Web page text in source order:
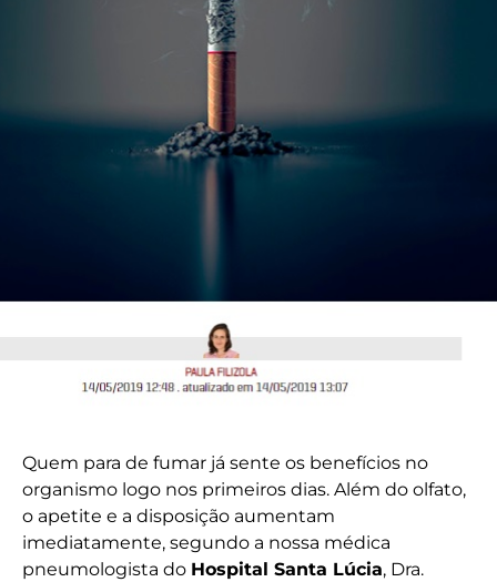
Quem para de fumar já sente os benefícios no
organismo logo nos primeiros dias. Além do olfato,
o apetite e a disposição aumentam
imediatamente, segundo a nossa médica
pneumologista do Hospital Santa Lúcia, Dra.